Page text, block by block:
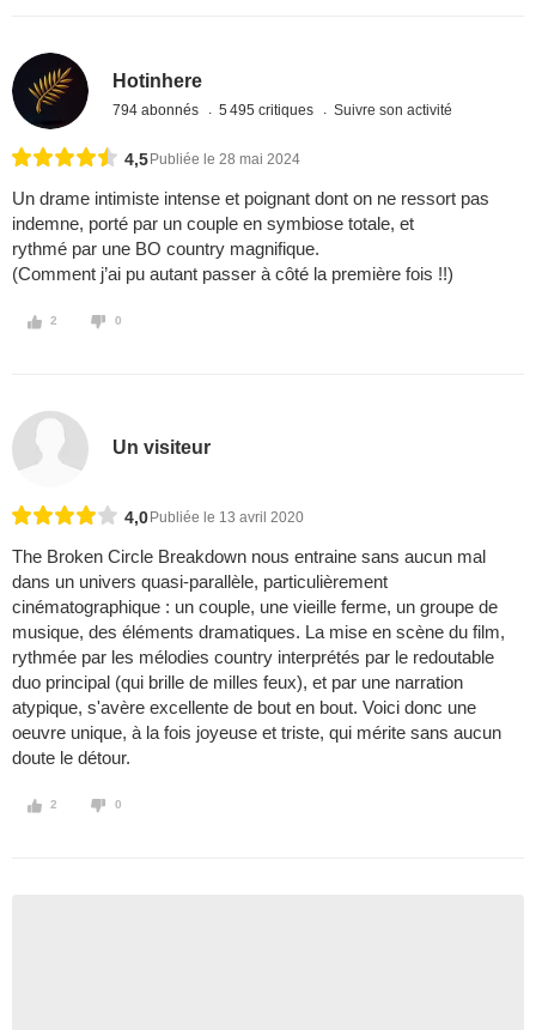
Hotinhere
794 abonnés 5 495 critiques Suivre son activité
4,5 Publiée le 28 mai 2024
Un drame intimiste intense et poignant dont on ne ressort pas
indemne, porté par un couple en symbiose totale, et
rythmé par une BO country magnifique.
(Comment j’ai pu autant passer à côté la première fois !!)
2 0
Un visiteur
4,0 Publiée le 13 avril 2020
The Broken Circle Breakdown nous entraine sans aucun mal
dans un univers quasi-parallèle, particulièrement
cinématographique : un couple, une vieille ferme, un groupe de
musique, des éléments dramatiques. La mise en scène du film,
rythmée par les mélodies country interprétés par le redoutable
duo principal (qui brille de milles feux), et par une narration
atypique, s'avère excellente de bout en bout. Voici donc une
oeuvre unique, à la fois joyeuse et triste, qui mérite sans aucun
doute le détour.
2 0